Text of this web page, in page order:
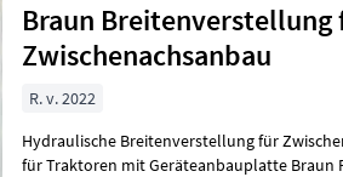
Braun Breitenverstellung
Zwischenachsanbau
R. v. 2022
Hydraulische Breitenverstellung für
für Traktoren mit Geräteanbauplatte Braun